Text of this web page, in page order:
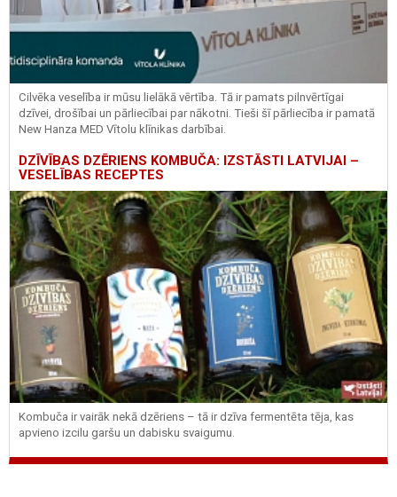
Cilvēka veselība ir mūsu lielākā vērtība. Tā ir pamats pilnvērtīgai
dzīvei, drošībai un pārliecībai par nākotni. Tieši šī pārliecība ir pamatā
New Hanza MED Vītolu klīnikas darbībai.
DZĪVĪBAS DZĒRIENS KOMBUČA: IZSTĀSTI LATVIJAI –
VESELĪBAS RECEPTES
Kombuča ir vairāk nekā dzēriens – tā ir dzīva fermentēta tēja, kas
apvieno izcilu garšu un dabisku svaigumu.